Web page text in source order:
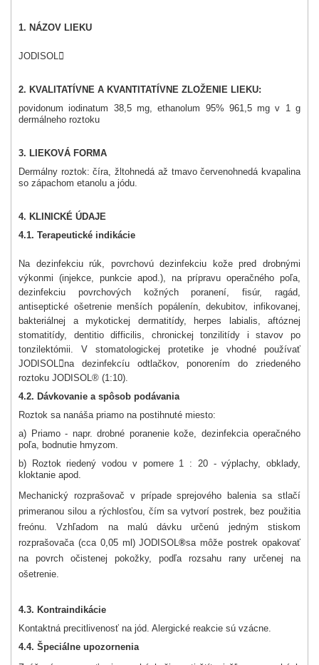
1. NÁZOV LIEKU
JODISOL 
2. KVALITATÍVNE A KVANTITATÍVNE ZLOŽENIE LIEKU:
povidonum iodinatum 38,5 mg, ethanolum 95% 961,5 mg v 1 g
dermálneho roztoku
3. LIEKOVÁ FORMA
Dermálny roztok: číra, žltohnedá až tmavo červenohnedá kvapalina
so zápachom etanolu a jódu.
4. KLINICKÉ ÚDAJE
4.1. Terapeutické indikácie
Na dezinfekciu rúk, povrchovú dezinfekciu kože pred drobnými
výkonmi (injekce, punkcie apod.), na prípravu operačného poľa,
dezinfekciu povrchových kožných poranení, fisúr, ragád,
antiseptické ošetrenie menších popálenín, dekubitov, infikovanej,
bakteriálnej a mykotickej dermatitídy, herpes labialis, aftóznej
stomatitídy, dentitio difficilis, chronickej tonzilitídy i stavov po
tonzilektómii. V stomatologickej protetike je vhodné používať
JODISOL na dezinfekcíu odtlačkov, ponorením do zriedeného
roztoku JODISOL® (1:10).
4.2. Dávkovanie a spôsob podávania
Roztok sa nanáša priamo na postihnuté miesto:
a) Priamo - napr. drobné poranenie kože, dezinfekcia operačného
poľa, bodnutie hmyzom.
b) Roztok riedený vodou v pomere 1 : 20 - výplachy, obklady,
kloktanie apod.
Mechanický rozprašovač v prípade sprejového balenia sa stlačí
primeranou silou a rýchlosťou, čím sa vytvorí postrek, bez použitia
freónu. Vzhľadom na malú dávku určenú jedným stiskom
rozprašovača (cca 0,05 ml) JODISOL®sa môže postrek opakovať
na povrch očistenej pokožky, podľa rozsahu rany určenej na
ošetrenie.
4.3. Kontraindikácie
Kontaktná precitlivenosť na jód. Alergické reakcie sú vzácne.
4.4. Špeciálne upozornenia